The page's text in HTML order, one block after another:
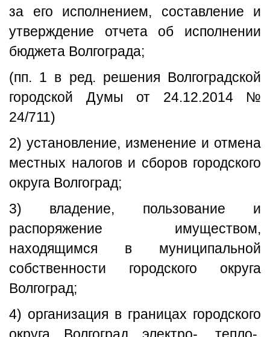
за его исполнением, составление и
утверждение отчета об исполнении
бюджета Волгограда;
(пп. 1 в ред. решения Волгоградской
городской Думы от 24.12.2014 №
24/711)
2) установление, изменение и отмена
местных налогов и сборов городского
округа Волгоград;
3) владение, пользование и
распоряжение имуществом,
находящимся в муниципальной
собственности городского округа
Волгоград;
4) организация в границах городского